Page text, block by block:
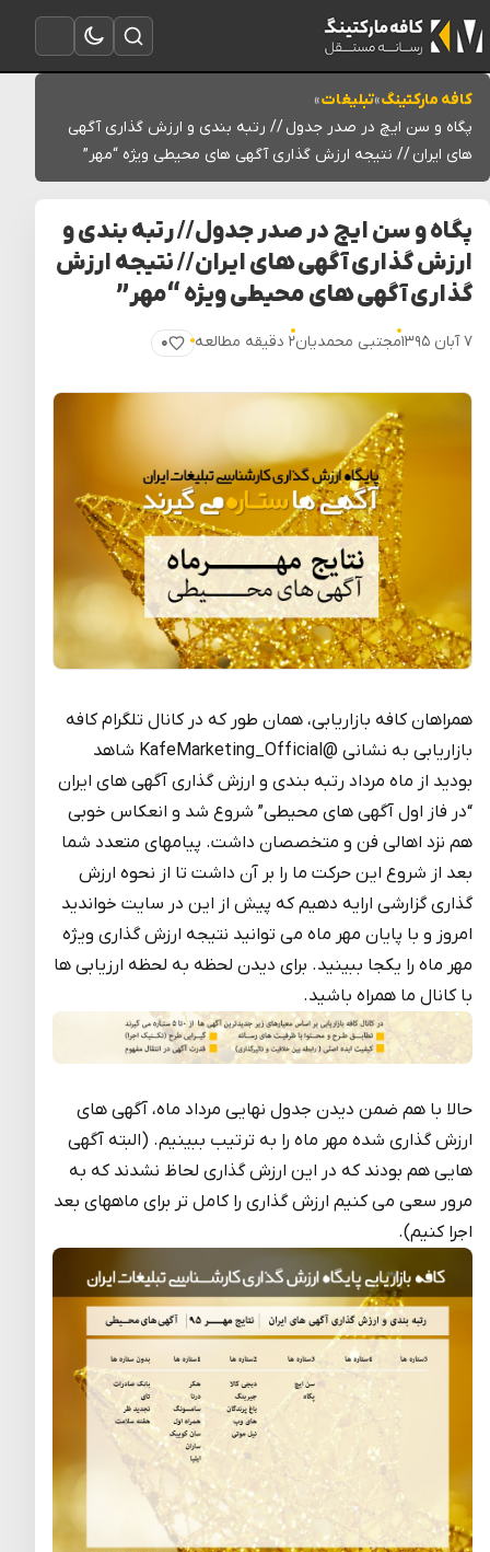
باز کردن منو
تغییر به حالت تاریک
باز کردن جستجو
کافه مارکتینگ»تبلیغات»
پگاه و سن ایچ در صدر جدول // رتبه بندی و ارزش گذاری آگهی
های ایران // نتیجه ارزش گذاری آگهی های محیطی ویژه “مهر”
پگاه و سن ایچ در صدر جدول // رتبه بندی و
ارزش گذاری آگهی های ایران // نتیجه ارزش
گذاری آگهی های محیطی ویژه “مهر”
۷ آبان ۱۳۹۵ مجتبی محمدیان۲ دقیقه مطالعه ۰
پسندیدن
همراهان کافه بازاریابی، همان طور که در کانال تلگرام کافه
بازاریابی به نشانی @KafeMarketing_Official شاهد
بودید از ماه مرداد رتبه بندی و ارزش گذاری آگهی های ایران
“در فاز اول آگهی های محیطی” شروع شد و انعکاس خوبی
هم نزد اهالی فن و متخصصان داشت. پیامهای متعدد شما
بعد از شروع این حرکت ما را بر آن داشت تا از نحوه ارزش
گذاری گزارشی ارایه دهیم که پیش از این در سایت خواندید
امروز و با پایان مهر ماه می توانید نتیجه ارزش گذاری ویژه
مهر ماه را یکجا ببینید. برای دیدن لحظه به لحظه ارزیابی ها
با کانال ما همراه باشید.
حالا با هم ضمن دیدن جدول نهایی مرداد ماه، آگهی های
ارزش گذاری شده مهر ماه را به ترتیب ببینیم. (البته آگهی
هایی هم بودند که در این ارزش گذاری لحاظ نشدند که به
مرور سعی می کنیم ارزش گذاری را کامل تر برای ماههای بعد
اجرا کنیم).